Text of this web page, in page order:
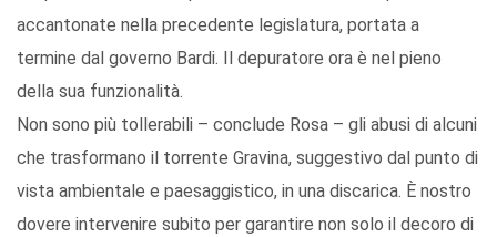
accantonate nella precedente legislatura, portata a
termine dal governo Bardi. Il depuratore ora è nel pieno
della sua funzionalità.
Non sono più tollerabili – conclude Rosa – gli abusi di alcuni
che trasformano il torrente Gravina, suggestivo dal punto di
vista ambientale e paesaggistico, in una discarica. È nostro
dovere intervenire subito per garantire non solo il decoro di